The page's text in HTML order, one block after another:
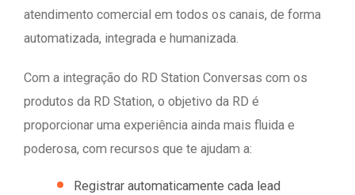
atendimento comercial em todos os canais, de forma
automatizada, integrada e humanizada.
Com a integração do RD Station Conversas com os
produtos da RD Station, o objetivo da RD é
proporcionar uma experiência ainda mais fluida e
poderosa, com recursos que te ajudam a:
Registrar automaticamente cada lead